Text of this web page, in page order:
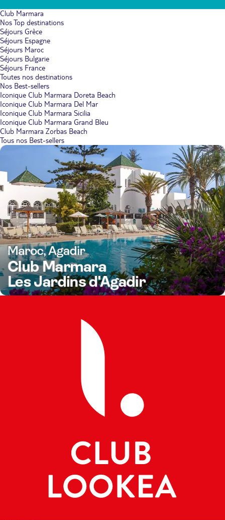
Club Marmara
Nos Top destinations
Séjours Grèce
Séjours Espagne
Séjours Maroc
Séjours Bulgarie
Séjours France
Toutes nos destinations
Nos Best-sellers
Iconique Club Marmara Doreta Beach
Iconique Club Marmara Del Mar
Iconique Club Marmara Sicilia
Iconique Club Marmara Grand Bleu
Club Marmara Zorbas Beach
Tous nos Best-sellers